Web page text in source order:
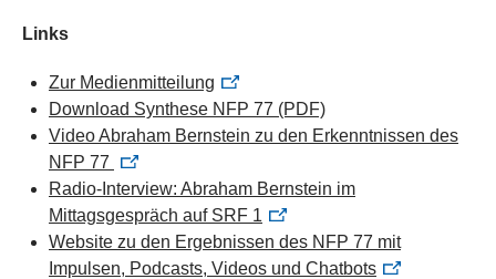
Links
Zur Medienmitteilung
Download Synthese NFP 77 (PDF)
Video Abraham Bernstein zu den Erkenntnissen des
NFP 77
Radio-Interview: Abraham Bernstein im
Mittagsgespräch auf SRF 1
Website zu den Ergebnissen des NFP 77 mit
Impulsen, Podcasts, Videos und Chatbots